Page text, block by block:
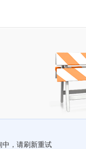
中，请刷新重试